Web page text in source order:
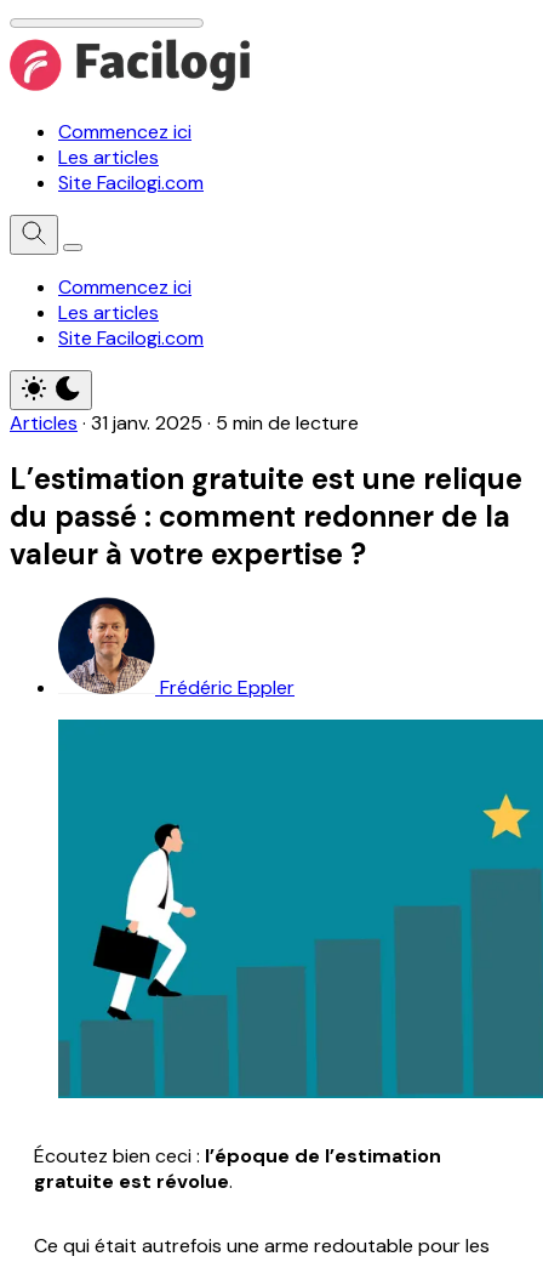
Commencez ici
Les articles
Site Facilogi.com
Commencez ici
Les articles
Site Facilogi.com
Articles · 31 janv. 2025 · 5 min de lecture
L’estimation gratuite est une relique
du passé : comment redonner de la
valeur à votre expertise ?
Frédéric Eppler
Écoutez bien ceci : l’époque de l’estimation
gratuite est révolue.
Ce qui était autrefois une arme redoutable pour les